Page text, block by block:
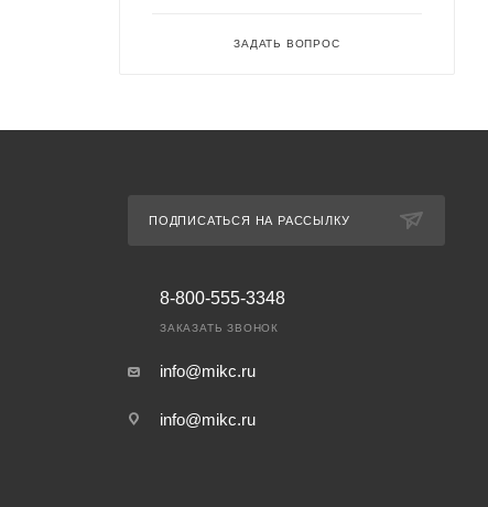
ЗАДАТЬ ВОПРОС
ПОДПИСАТЬСЯ НА РАССЫЛКУ
8-800-555-3348
ЗАКАЗАТЬ ЗВОНОК
info@mikc.ru
info@mikc.ru